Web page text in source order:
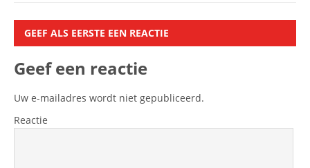
GEEF ALS EERSTE EEN REACTIE
Geef een reactie
Uw e-mailadres wordt niet gepubliceerd.
Reactie